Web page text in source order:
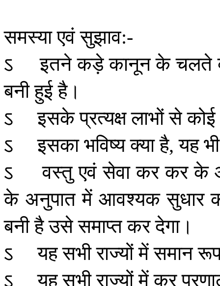
समस्याएवंसुझाव:-
ऽ इतनेकड़ेकानूनकेचलते
बनीहुईहै।
ऽ
इसकेप्रत्यक्षलाभोंसेकोई
ऽ
इसकाभविष्यक्याहै,यहभी
ऽ
वस्तु एवं सेवा कर कर के
के अनुपात में आवश्यक सुधार
बनीहैउसेसमाप्तकरदेगा।
ऽ
यहसभीराज्योंमेंसमान
ऽ
यहसभीराज्योंमेंकर